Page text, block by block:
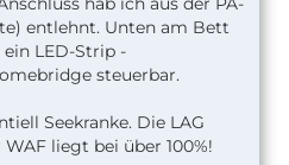
entlehnt. Unten am Bett
LED-Strip -
steuerbar.
Seekranke. Die LAG
liegt bei über 100%!